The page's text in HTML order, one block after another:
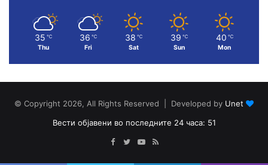
35 ℃
Thu
36 ℃
Fri
38 ℃
Sat
39 ℃
Sun
40 ℃
Mon
© Copyright 2026, All Rights Reserved | Developed by Unet
Вести објавени во последните 24 часа: 51
Facebook
TwitterYouTube
RSS